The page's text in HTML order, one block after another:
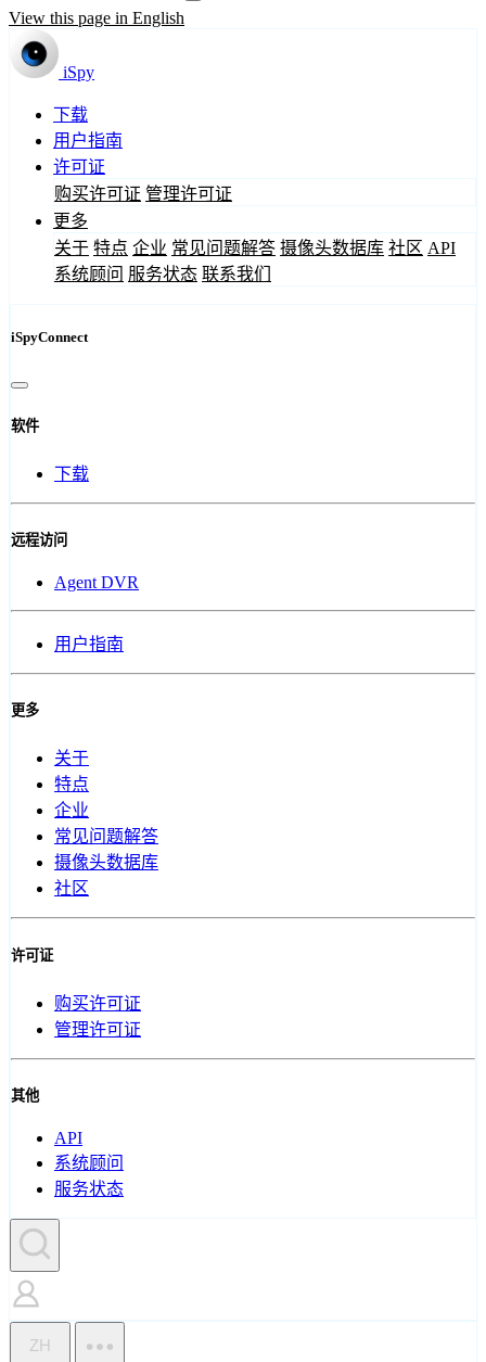
View this page in English
iSpy
下载
用户指南
许可证
购买许可证 管理许可证
更多
关于 特点 企业 常见问题解答 摄像头数据库 社区 API
系统顾问 服务状态 联系我们
iSpyConnect
软件
下载
远程访问
Agent DVR
用户指南
更多
关于
特点
企业
常见问题解答
摄像头数据库
社区
许可证
购买许可证
管理许可证
其他
API
系统顾问
服务状态
ZH